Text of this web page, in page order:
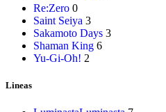
Re:Zero 0
Saint Seiya 3
Sakamoto Days 3
Shaman King 6
Yu-Gi-Oh! 2
Lineas